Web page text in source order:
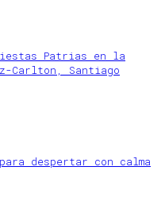
Patrias en la
Carlton, Santiago
despertar con calma